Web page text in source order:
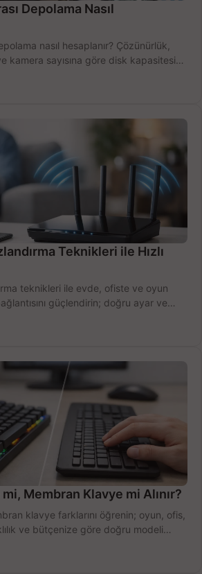
Depolama Nasıl
nasıl hesaplanır? Çözünürlük,
kamera sayısına göre disk kapasitesini
Teknikleri ile Hızlı
teknikleri ile evde, ofiste ve oyun
güçlendirin; doğru ayar ve
Membran Klavye mi Alınır?
klavye farklarını öğrenin; oyun, ofis,
ve bütçenize göre doğru modeli